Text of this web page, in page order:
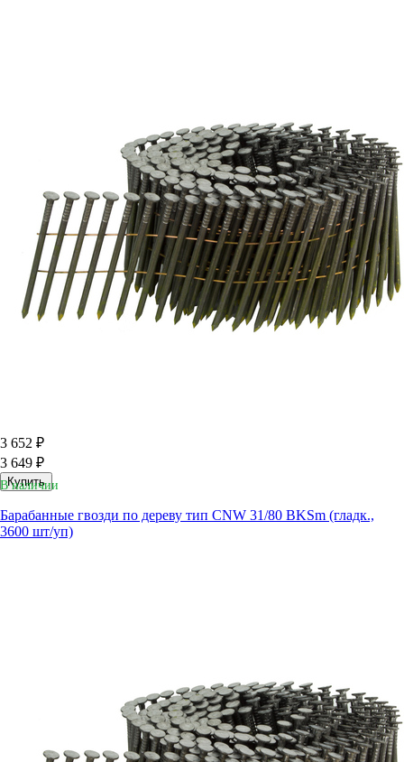
3 652 ₽
3 649 ₽
Купить
В наличии
Барабанные гвозди по дереву тип CNW 31/80 BKSm (гладк.,
3600 шт/уп)